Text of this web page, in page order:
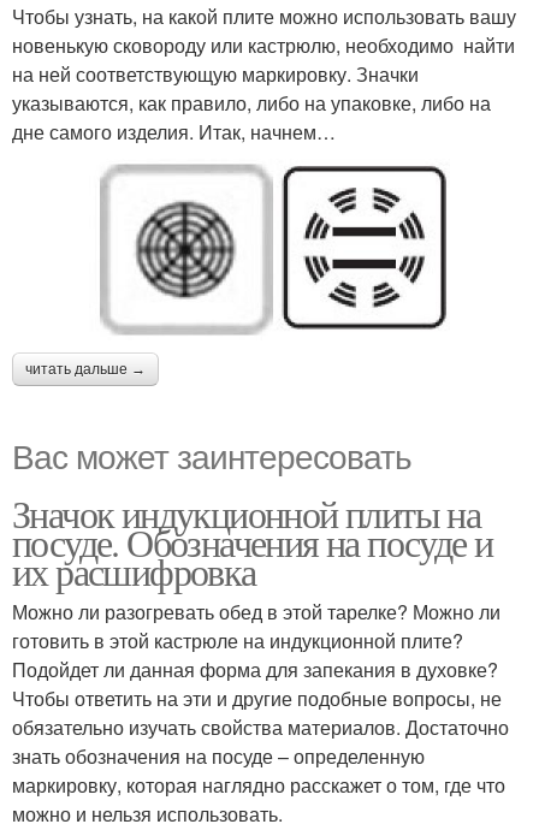
Чтобы узнать, на какой плите можно использовать вашу
новенькую сковороду или кастрюлю, необходимо найти
на ней соответствующую маркировку. Значки
указываются, как правило, либо на упаковке, либо на
дне самого изделия. Итак, начнем…
читать дальше →
Вас может заинтересовать
Значок индукционной плиты на
посуде. Обозначения на посуде и
их расшифровка
Можно ли разогревать обед в этой тарелке? Можно ли
готовить в этой кастрюле на индукционной плите?
Подойдет ли данная форма для запекания в духовке?
Чтобы ответить на эти и другие подобные вопросы, не
обязательно изучать свойства материалов. Достаточно
знать обозначения на посуде – определенную
маркировку, которая наглядно расскажет о том, где что
можно и нельзя использовать.